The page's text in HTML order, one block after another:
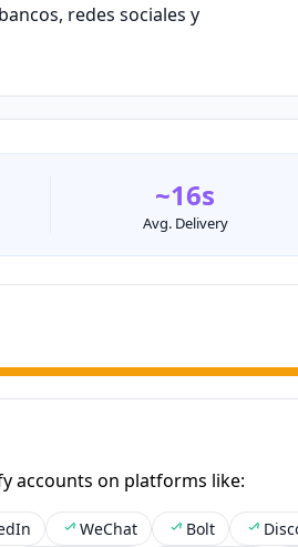
redes sociales y
~16s
Avg. Delivery
accounts on platforms like:
WeChat Bolt